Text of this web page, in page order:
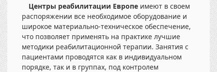
Центры реабилитации Европе имеют в своем
распоряжении все необходимое оборудование и
широкое материально-техническое обеспечение,
что позволяет применять на практике лучшие
методики реабилитационной терапии. Занятия с
пациентами проводятся как в индивидуальном
порядке, так и в группах, под контролем